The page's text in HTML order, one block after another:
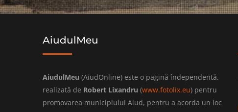
AiudulMeu
AiudulMeu (AiudOnline) este o pagină îndependentă,
realizată de Robert Lixandru (www.fotolix.eu) pentru
promovarea municipiului Aiud, pentru a acorda un loc